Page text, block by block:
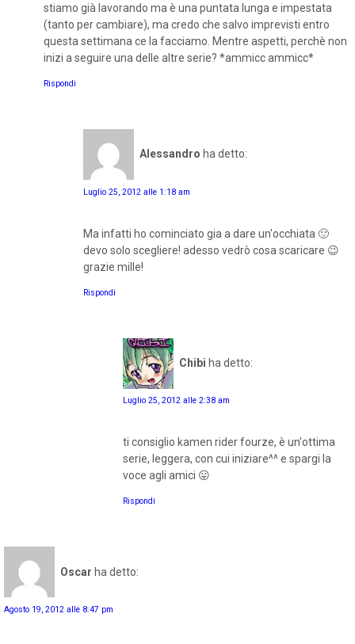
stiamo già lavorando ma è una puntata lunga e impestata
(tanto per cambiare), ma credo che salvo imprevisti entro
questa settimana ce la facciamo. Mentre aspetti, perchè non
inizi a seguire una delle altre serie? *ammicc ammicc*
Rispondi
Alessandro ha detto:
Luglio 25, 2012 alle 1:18 am
Ma infatti ho cominciato gia a dare un'occhiata 🙂
devo solo scegliere! adesso vedrò cosa scaricare 😉
grazie mille!
Rispondi
Chibi ha detto:
Luglio 25, 2012 alle 2:38 am
ti consiglio kamen rider fourze, è un'ottima
serie, leggera, con cui iniziare^^ e spargi la
voce agli amici 😛
Rispondi
Oscar ha detto:
Agosto 19, 2012 alle 8:47 pm